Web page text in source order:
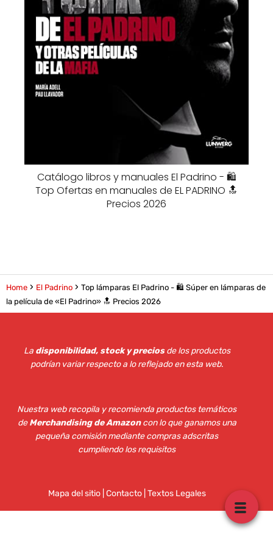
Catálogo libros y manuales El Padrino - 🛍️
Top Ofertas en manuales de EL PADRINO 🔝
Precios 2026
Home El Padrino
Top lámparas El Padrino - 🛍️ Súper en lámparas de
la película de «El Padrino» 🔝 Precios 2026
La disponibilidad, stock y preciosde los productos
podrían variar respecto a lo reflejado en esta web.
Nuestra web recopila y recomienda productos temáticos
deMerchandising de Amazoncon lo que ganamos una
pequeña comisión mediante compras adscritas
cumpliendo los requisitos
Mapa del sitio| Contacto | Textos Legales